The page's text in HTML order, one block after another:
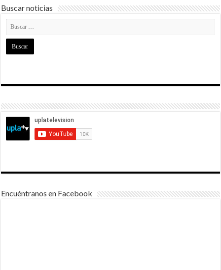
Buscar noticias
Encuéntranos en Facebook